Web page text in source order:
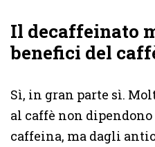
Il decaffeinato
benefici del
Sì, in gran parte sì.
al caffè non
caffeina, ma dagli